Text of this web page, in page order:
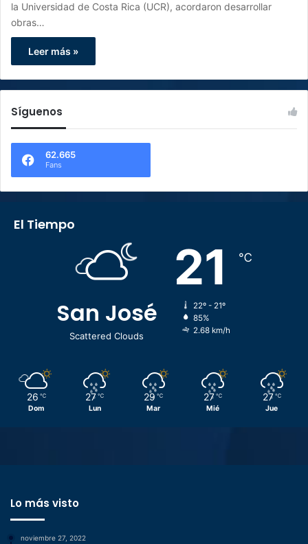
la Universidad de Costa Rica (UCR), acordaron desarrollar
obras…
Leer más »
Síguenos
62.665
Fans
El Tiempo
San José
Scattered Clouds
21 ℃
22º - 21º
85%
2.68 km/h
26 ℃
Dom
27 ℃
Lun
29 ℃
Mar
27 ℃
Mié
27 ℃
Jue
Lo más visto
noviembre 27, 2022